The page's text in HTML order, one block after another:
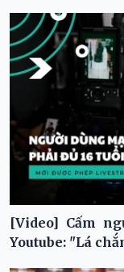
[Video] Cấm
Youtube: "Lá